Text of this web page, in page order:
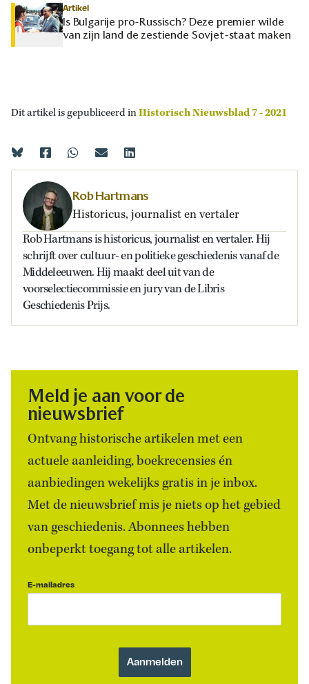
Artikel
Is Bulgarije pro-Russisch? Deze premier wilde
van zijn land de zestiende Sovjet-staat maken
Dit artikel is gepubliceerd inHistorisch Nieuwsblad 7 - 2021
Rob Hartmans
Historicus, journalist en vertaler
Rob Hartmans is historicus, journalist en vertaler. Hij
schrijft over cultuur- en politieke geschiedenis vanaf de
Middeleeuwen. Hij maakt deel uit van de
voorselectiecommissie en jury van de Libris
Geschiedenis Prijs.
Meld je aan voor de
nieuwsbrief
Ontvang historische artikelen met een
actuele aanleiding, boekrecensies én
aanbiedingen wekelijks gratis in je inbox.
Met de nieuwsbrief mis je niets op het gebied
van geschiedenis. Abonnees hebben
onbeperkt toegang tot alle artikelen.
E-mailadres